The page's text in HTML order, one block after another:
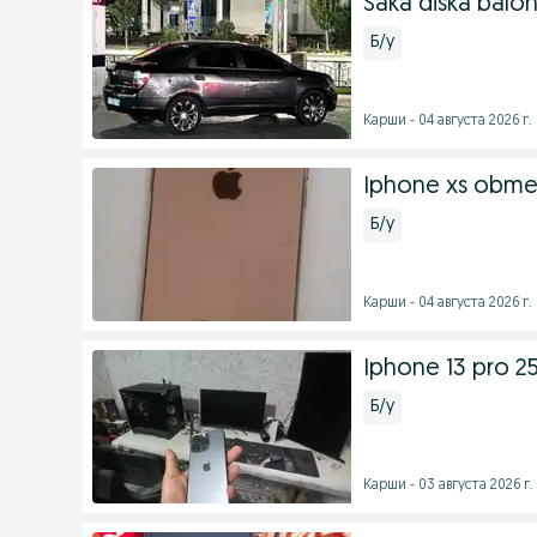
Saka diska balon
Б/у
Карши - 04 августа 2026 г.
Iphone xs
Б/у
Карши - 04 августа 2026 г.
Iphone 13 pro
Б/у
Карши - 03 августа 2026 г.